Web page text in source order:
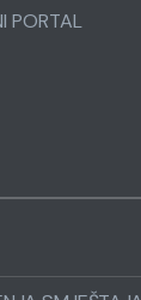
PORTAL